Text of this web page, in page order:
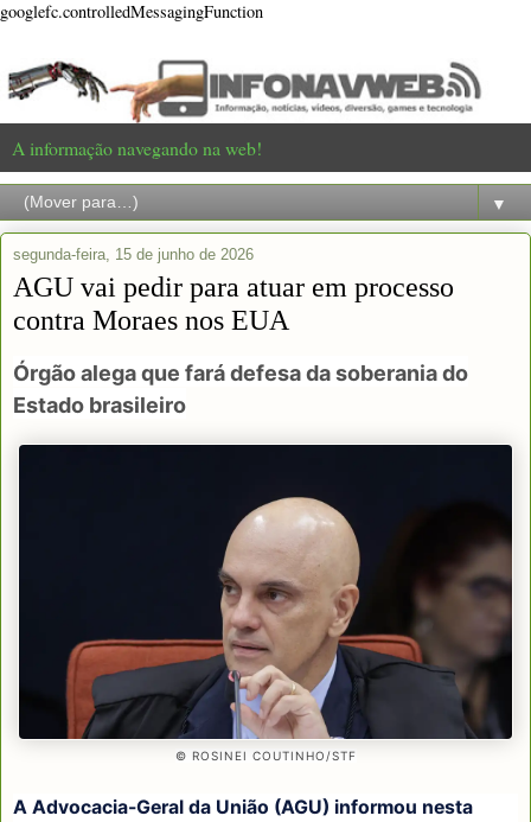
googlefc.controlledMessagingFunction
A informação navegando na web!
▼
segunda-feira, 15 de junho de 2026
AGU vai pedir para atuar em processo
contra Moraes nos EUA
Órgão alega que fará defesa da soberania do
Estado brasileiro
© ROSINEI COUTINHO/STF
A Advocacia-Geral da União (AGU) informou nesta